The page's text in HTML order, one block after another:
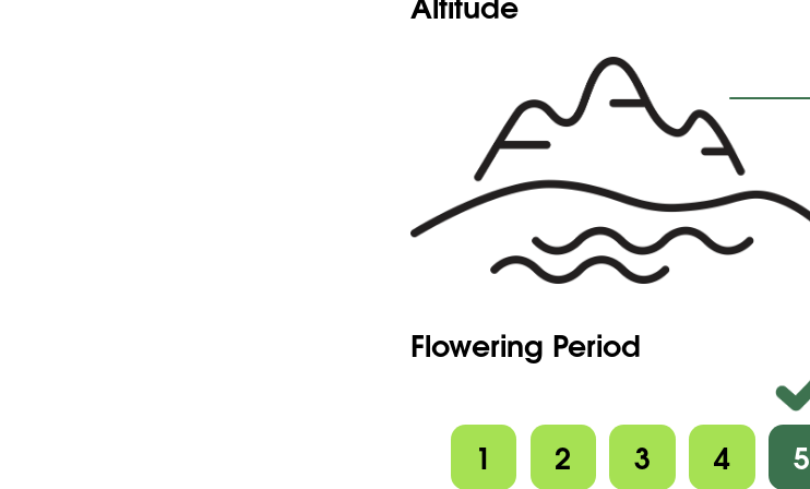
Flowering Period
1 2 3 4 5